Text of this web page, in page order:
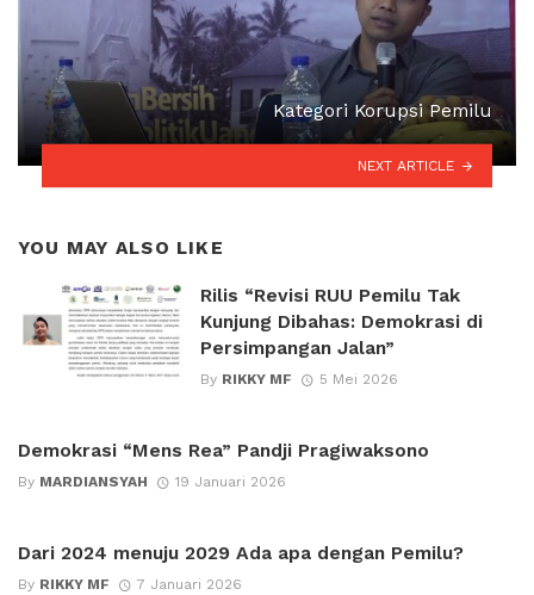
Kategori Korupsi Pemilu
NEXT ARTICLE
YOU MAY ALSO LIKE
Rilis “Revisi RUU Pemilu Tak
Kunjung Dibahas: Demokrasi di
Persimpangan Jalan”
By RIKKY MF 5 Mei 2026
Demokrasi “Mens Rea” Pandji Pragiwaksono
By MARDIANSYAH 19 Januari 2026
Dari 2024 menuju 2029 Ada apa dengan Pemilu?
By RIKKY MF 7 Januari 2026